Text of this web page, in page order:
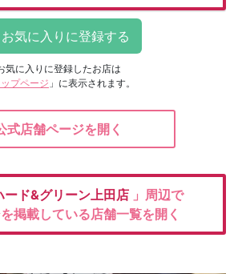
気に入りに登録したお店は
ップページ 」に表示されます。
式店舗ページを開く
ード&グリーン上田店 」周辺で
掲載している店舗一覧を開く